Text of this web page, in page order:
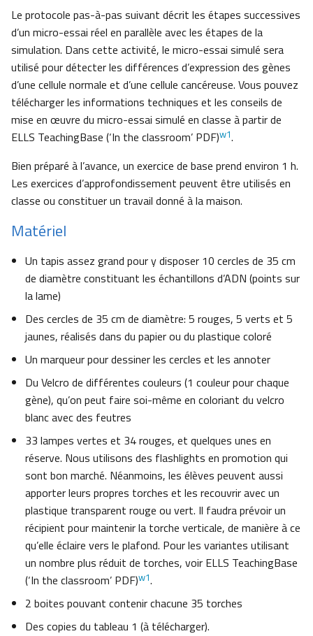
Le protocole pas-à-pas suivant décrit les étapes successives
d’un micro-essai réel en parallèle avec les étapes de la
simulation. Dans cette activité, le micro-essai simulé sera
utilisé pour détecter les différences d’expression des gènes
d’une cellule normale et d’une cellule cancéreuse. Vous pouvez
télécharger les informations techniques et les conseils de
mise en œuvre du micro-essai simulé en classe à partir de
ELLS TeachingBase (‘In the classroom’ PDF)w1.
Bien préparé à l’avance, un exercice de base prend environ 1 h.
Les exercices d’approfondissement peuvent être utilisés en
classe ou constituer un travail donné à la maison.
Matériel
Un tapis assez grand pour y disposer 10 cercles de 35 cm
de diamètre constituant les échantillons d’ADN (points sur
la lame)
Des cercles de 35 cm de diamètre: 5 rouges, 5 verts et 5
jaunes, réalisés dans du papier ou du plastique coloré
Un marqueur pour dessiner les cercles et les annoter
Du Velcro de différentes couleurs (1 couleur pour chaque
gène), qu’on peut faire soi-même en coloriant du velcro
blanc avec des feutres
33 lampes vertes et 34 rouges, et quelques unes en
réserve. Nous utilisons des flashlights en promotion qui
sont bon marché. Néanmoins, les élèves peuvent aussi
apporter leurs propres torches et les recouvrir avec un
plastique transparent rouge ou vert. Il faudra prévoir un
récipient pour maintenir la torche verticale, de manière à ce
qu’elle éclaire vers le plafond. Pour les variantes utilisant
un nombre plus réduit de torches, voir ELLS TeachingBase
(‘In the classroom’ PDF)w1.
2 boites pouvant contenir chacune 35 torches
Des copies du tableau 1 (à télécharger).